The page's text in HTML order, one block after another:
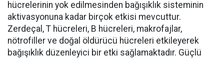
hücrelerinin yok edilmesinden bağışıklık sisteminin
aktivasyonuna kadar birçok etkisi mevcuttur.
Zerdeçal, T hücreleri, B hücreleri, makrofajlar,
nötrofiller ve doğal öldürücü hücreleri etkileyerek
bağışıklık düzenleyici bir etki sağlamaktadır. Güçlü